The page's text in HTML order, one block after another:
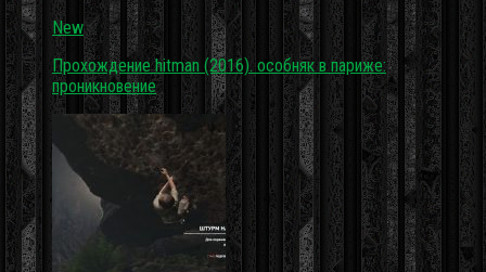
New
Прохождение hitman (2016). особняк в париже:
проникновение